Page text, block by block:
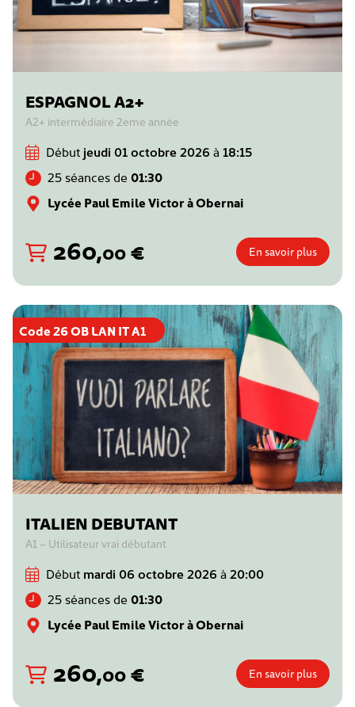
ESPAGNOL A2+
A2+ intermédiaire 2eme année
Début jeudi 01 octobre 2026 à 18:15
25 séances de 01:30
Lycée Paul Emile Victor à Obernai
260,00€ En savoir plus
Code 26 OB LAN IT A1
ITALIEN DEBUTANT
A1 – Utilisateur vrai débutant
Début mardi 06 octobre 2026 à 20:00
25 séances de 01:30
Lycée Paul Emile Victor à Obernai
260,00€ En savoir plus